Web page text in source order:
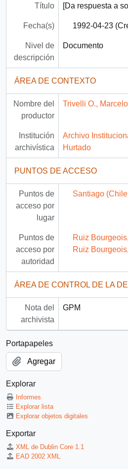
Título [Da respuesta a
Fecha(s) 1992-04-23
Nivel de
descripción
Documento
ÁREA DE CONTEXTO
Nombre del
productor
Trivelli O., Marcelo
Institución
archivística
Archivo
Hurtado
PUNTOS DE ACCESO
Puntos de
acceso por
lugar
Santiago
Puntos de
acceso por
autoridad
Ruiz
Ruiz
ÁREA DE CONTROL DE LA
Nota del
archivista
GPM
Portapapeles
Agregar
Explorar
Informes
Explorar lista
Explorar objetos digitales
Exportar
XML de Dublin Core 1.1
EAD 2002 XML